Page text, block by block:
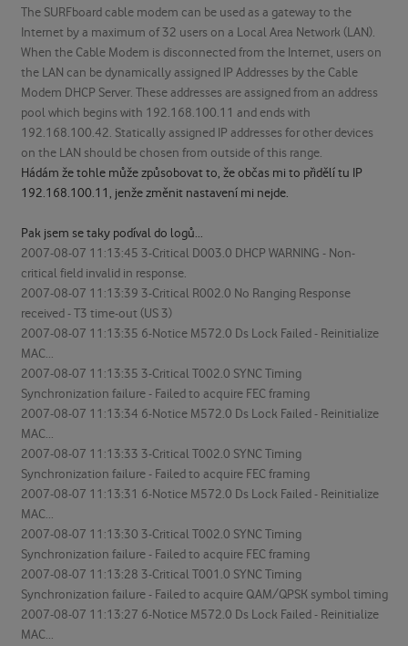
The SURFboard cable modem can be used as a gateway to the
Internet by a maximum of 32 users on a Local Area Network (LAN).
When the Cable Modem is disconnected from the Internet, users on
the LAN can be dynamically assigned IP Addresses by the Cable
Modem DHCP Server. These addresses are assigned from an address
pool which begins with 192.168.100.11 and ends with
192.168.100.42. Statically assigned IP addresses for other devices
on the LAN should be chosen from outside of this range.
Hádám že tohle může způsobovat to, že občas mi to přidělí tu IP
192.168.100.11, jenže změnit nastavení mi nejde.
Pak jsem se taky podíval do logů...
2007-08-07 11:13:45 3-Critical D003.0 DHCP WARNING - Non-
critical field invalid in response.
2007-08-07 11:13:39 3-Critical R002.0 No Ranging Response
received - T3 time-out (US 3)
2007-08-07 11:13:35 6-Notice M572.0 Ds Lock Failed - Reinitialize
MAC...
2007-08-07 11:13:35 3-Critical T002.0 SYNC Timing
Synchronization failure - Failed to acquire FEC framing
2007-08-07 11:13:34 6-Notice M572.0 Ds Lock Failed - Reinitialize
MAC...
2007-08-07 11:13:33 3-Critical T002.0 SYNC Timing
Synchronization failure - Failed to acquire FEC framing
2007-08-07 11:13:31 6-Notice M572.0 Ds Lock Failed - Reinitialize
MAC...
2007-08-07 11:13:30 3-Critical T002.0 SYNC Timing
Synchronization failure - Failed to acquire FEC framing
2007-08-07 11:13:28 3-Critical T001.0 SYNC Timing
Synchronization failure - Failed to acquire QAM/QPSK symbol timing
2007-08-07 11:13:27 6-Notice M572.0 Ds Lock Failed - Reinitialize
MAC...